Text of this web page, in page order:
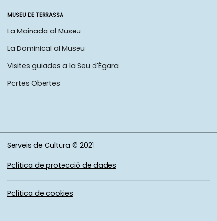
MUSEU DE TERRASSA
La Mainada al Museu
La Dominical al Museu
Visites guiades a la Seu d'Ègara
Portes Obertes
Serveis de Cultura © 2021
Política de protecció de dades
Política de cookies